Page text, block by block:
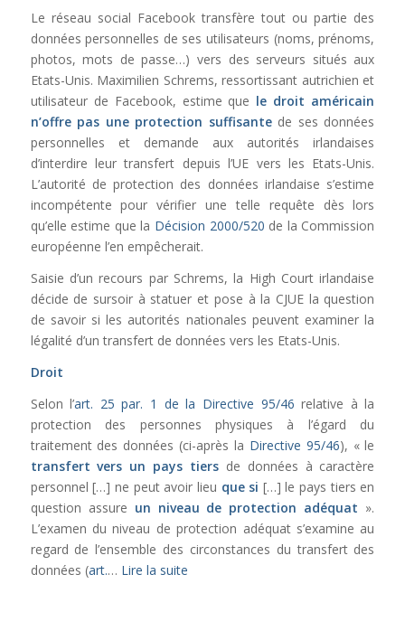
Le réseau social Facebook transfère tout ou partie des
données personnelles de ses utilisateurs (noms, prénoms,
photos, mots de passe…) vers des serveurs situés aux
Etats-Unis. Maximilien Schrems, ressortissant autrichien et
utilisateur de Facebook, estime que le droit américain
n’offre pas une protection suffisantede ses données
personnelles et demande aux autorités irlandaises
d’interdire leur transfert depuis l’UE vers les Etats-Unis.
L’autorité de protection des données irlandaise s’estime
incompétente pour vérifier une telle requête dès lors
qu’elle estime que la Décision 2000/520 de la Commission
européenne l’en empêcherait.
Saisie d’un recours par Schrems, la High Court irlandaise
décide de sursoir à statuer et pose à la CJUE la question
de savoir si les autorités nationales peuvent examiner la
légalité d’un transfert de données vers les Etats-Unis.
Droit
Selon l’art. 25 par. 1 de la Directive 95/46 relative à la
protection des personnes physiques à l’égard du
traitement des données (ci-après la Directive 95/46), « le
transfert vers un pays tiers de données à caractère
personnel […] ne peut avoir lieu que si […] le pays tiers en
question assure un niveau de protection adéquat ».
L’examen du niveau de protection adéquat s’examine au
regard de l’ensemble des circonstances du transfert des
données (art.… Lire la suite